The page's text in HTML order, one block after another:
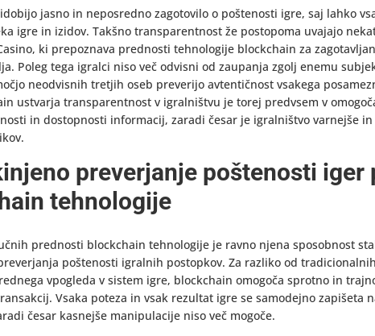
jasno in neposredno zagotovilo o poštenosti igre, saj lahko
igre in izidov. Takšno transparentnost že postopoma uvajajo
ki prepoznava prednosti tehnologije blockchain za
Poleg tega igralci niso več odvisni od zaupanja zgolj enemu
neodvisnih tretjih oseb preverijo avtentičnost vsakega
ustvarja transparentnost v igralništvu je torej predvsem v
in dostopnosti informacij, zaradi česar je igralništvo varnejše
preverjanje poštenosti iger
tehnologije
prednosti blockchain tehnologije je ravno njena sposobnost
poštenosti igralnih postopkov. Za razliko od
vpogleda v sistem igre, blockchain omogoča sprotno in
Vsaka poteza in vsak rezultat igre se samodejno zapišeta
česar kasnejše manipulacije niso več mogoče.